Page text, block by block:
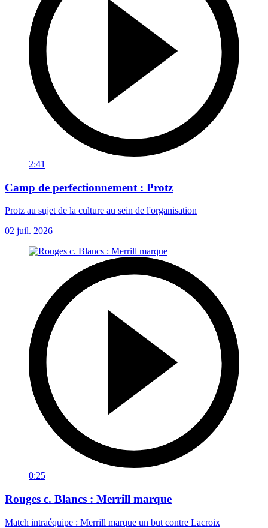
2:41
Camp de perfectionnement : Protz
Protz au sujet de la culture au sein de l'organisation
02 juil. 2026
0:25
Rouges c. Blancs : Merrill marque
Match intraéquipe : Merrill marque un but contre Lacroix